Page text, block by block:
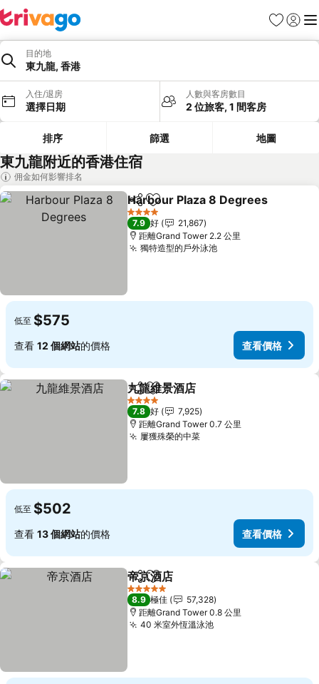
收藏夾
登入 選
目的地
東九龍, 香港
入住/退房
選擇日期
人數與客房數目
2 位旅客, 1 間客房
排序 篩選 地圖
東九龍附近的香港住宿
佣金如何影響排名
分享 放到收藏夾
Harbour Plaza 8 Degrees
4 星級
7.9 好
21,867
距離Grand Tower 2.2 公里
獨特造型的戶外泳池
低至 $575
查看 12 個網站的價格 查看價格
分享 放到收藏夾
九龍維景酒店
4 星級
7.8 好
7,925
距離Grand Tower 0.7 公里
屢獲殊榮的中菜
低至 $502
查看 13 個網站的價格 查看價格
分享 放到收藏夾
帝京酒店
5 星級
8.9 極佳
57,328
距離Grand Tower 0.8 公里
40 米室外恆溫泳池